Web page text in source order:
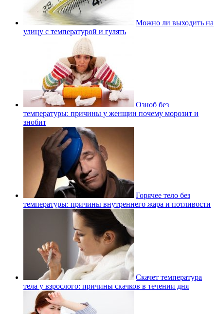
Можно ли выходить на
улицу с температурой и гулять
Озноб без
температуры: причины у женщин почему морозит и
знобит
Горячее тело без
температуры: причины внутреннего жара и потливости
Скачет температура
тела у взрослого: причины скачков в течении дня